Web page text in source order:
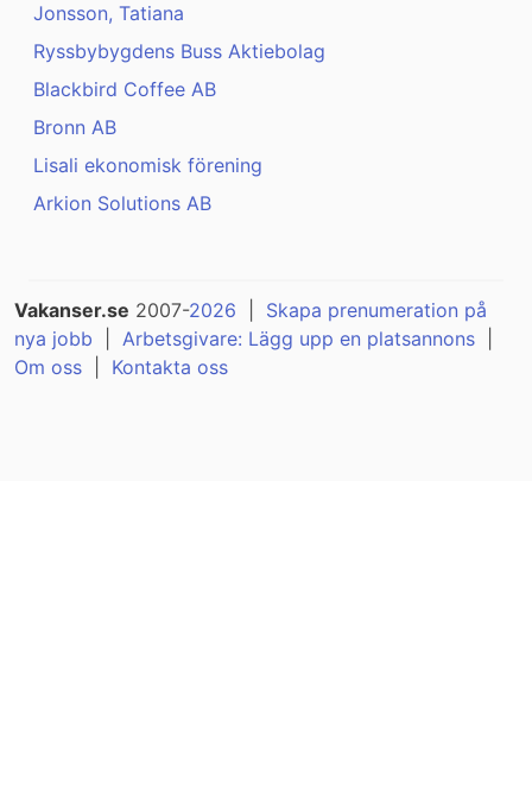
Jonsson, Tatiana
Ryssbybygdens Buss Aktiebolag
Blackbird Coffee AB
Bronn AB
Lisali ekonomisk förening
Arkion Solutions AB
Vakanser.se 2007-2026
Skapa prenumeration på
nya jobb
Arbetsgivare: Lägg upp en platsannons
Om oss
Kontakta oss